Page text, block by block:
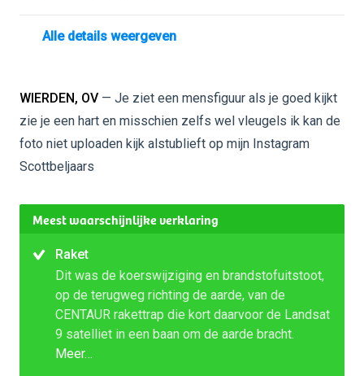
Alle details weergeven
WIERDEN, OV — Je ziet een mensfiguur als je goed kijkt
zie je een hart en misschien zelfs wel vleugels ik kan de
foto niet uploaden kijk alstublieft op mijn Instagram
Scottbeljaars
Meest waarschijnlijke verklaring
Raket
Dit was de koerswijziging en brandstofuitstoot,
op de terugweg richting de aarde, van de
CENTAUR rakettrap die kort daarvoor de Landsat
9 satelliet in een baan om de aarde bracht.
Meer…